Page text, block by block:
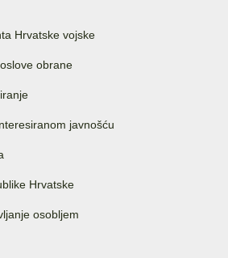
Hrvatske vojske
obrane
javnošću
Hrvatske
osobljem